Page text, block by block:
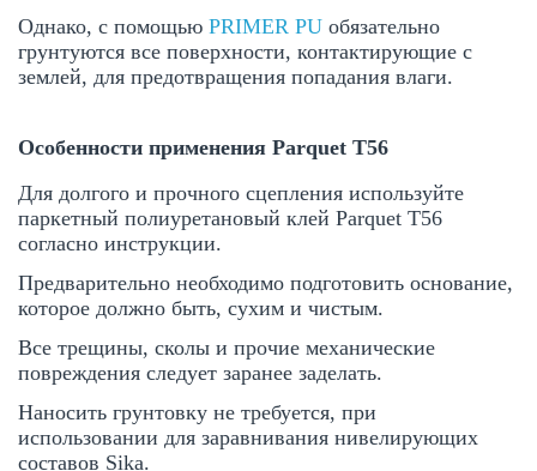
Однако, с помощью PRIMER PU обязательно
грунтуются все поверхности, контактирующие с
землей, для предотвращения попадания влаги.
Особенности применения Parquet T56
Для долгого и прочного сцепления используйте
паркетный полиуретановый клей Parquet T56
согласно инструкции.
Предварительно необходимо подготовить основание,
которое должно быть, сухим и чистым.
Все трещины, сколы и прочие механические
повреждения следует заранее заделать.
Наносить грунтовку не требуется, при
использовании для заравнивания нивелирующих
составов Sika.